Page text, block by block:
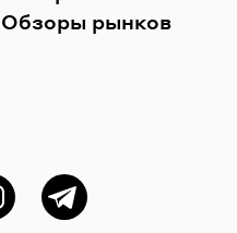
Обзоры рынков
Telegram